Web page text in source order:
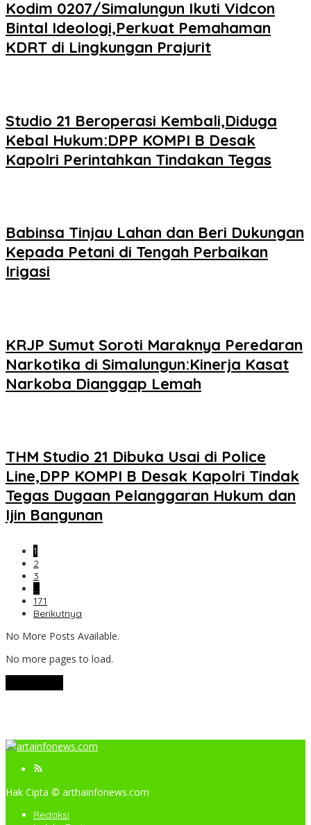
Kodim 0207/Simalungun Ikuti Vidcon
Bintal Ideologi,Perkuat Pemahaman
KDRT di Lingkungan Prajurit
Studio 21 Beroperasi Kembali,Diduga
Kebal Hukum:DPP KOMPI B Desak
Kapolri Perintahkan Tindakan Tegas
Babinsa Tinjau Lahan dan Beri Dukungan
Kepada Petani di Tengah Perbaikan
Irigasi
KRJP Sumut Soroti Maraknya Peredaran
Narkotika di Simalungun:Kinerja Kasat
Narkoba Dianggap Lemah
THM Studio 21 Dibuka Usai di Police
Line,DPP KOMPI B Desak Kapolri Tindak
Tegas Dugaan Pelanggaran Hukum dan
Ijin Bangunan
1
2
3
…
171
Berikutnya
No More Posts Available.
No more pages to load.
Hak Cipta © arthainfonews.com
Redaksi